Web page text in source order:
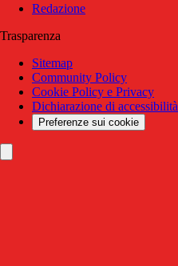
Redazione
Trasparenza
Sitemap
Community Policy
Cookie Policy e Privacy
Dichiarazione di accessibilità
Preferenze sui cookie